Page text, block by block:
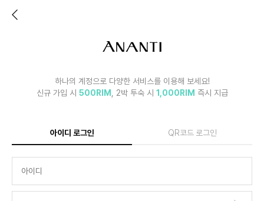
하나의 계정으로 다양한 서비스를 이용해 보세요!
신규 가입 시 500RIM , 2박 투숙 시 1,000RIM 즉시 지급
아이디 로그인 QR코드 로그인